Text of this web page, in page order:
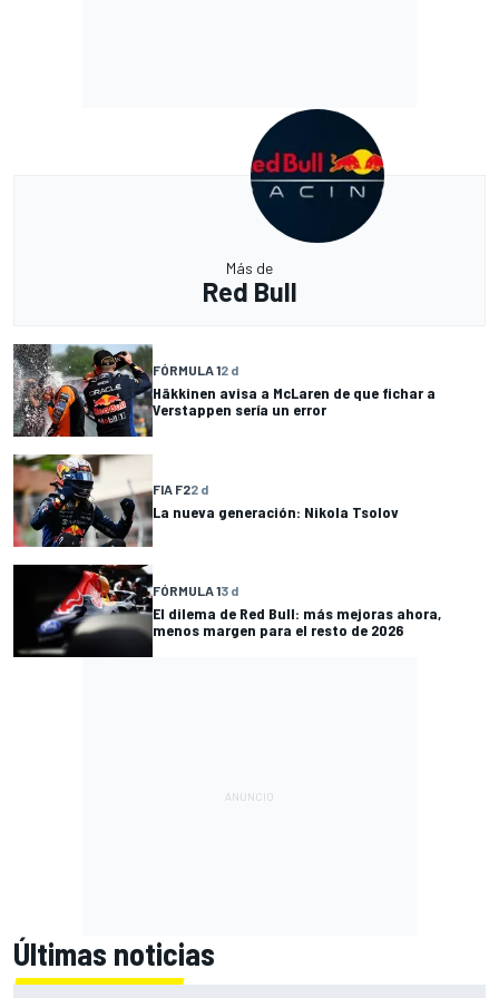
Más de
Red Bull
FÓRMULA 12 d
Häkkinen avisa a McLaren de que fichar a
Verstappen sería un error
FIA F22 d
La nueva generación: Nikola Tsolov
FÓRMULA 13 d
El dilema de Red Bull: más mejoras ahora,
menos margen para el resto de 2026
Últimas noticias